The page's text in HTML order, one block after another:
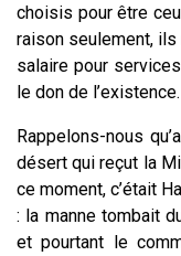
choisis pour être
raison seulement, ils
salaire pour
le don de l’existence.
Rappelons-nous
désert qui reçut la
ce moment, c’était
: la manne tombait
et pourtant le